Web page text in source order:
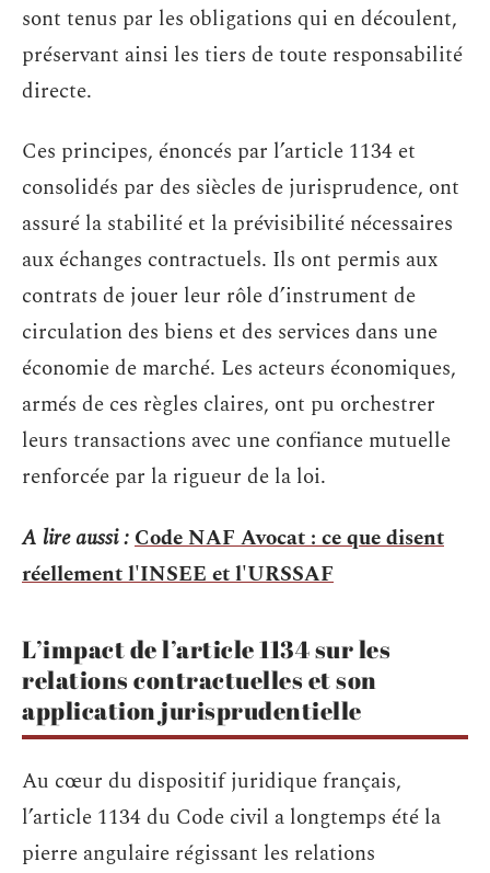
sont tenus par les obligations qui en découlent,
préservant ainsi les tiers de toute responsabilité
directe.
Ces principes, énoncés par l’article 1134 et
consolidés par des siècles de jurisprudence, ont
assuré la stabilité et la prévisibilité nécessaires
aux échanges contractuels. Ils ont permis aux
contrats de jouer leur rôle d’instrument de
circulation des biens et des services dans une
économie de marché. Les acteurs économiques,
armés de ces règles claires, ont pu orchestrer
leurs transactions avec une confiance mutuelle
renforcée par la rigueur de la loi.
A lire aussi :Code NAF Avocat : ce que disent
réellement l'INSEE et l'URSSAF
L’impact de l’article 1134 sur les
relations contractuelles et son
application jurisprudentielle
Au cœur du dispositif juridique français,
l’article 1134 du Code civil a longtemps été la
pierre angulaire régissant les relations